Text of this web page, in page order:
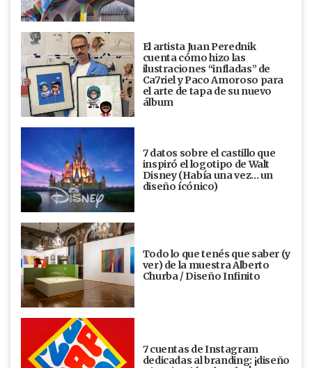
El artista Juan Perednik
cuenta cómo hizo las
ilustraciones “infladas” de
Ca7riel y Paco Amoroso para
el arte de tapa de su nuevo
álbum
7 datos sobre el castillo que
inspiró el logotipo de Walt
Disney (Había una vez... un
diseño ícónico)
Todo lo que tenés que saber (y
ver) de la muestra Alberto
Churba / Diseño Infinito
7 cuentas de Instagram
dedicadas al branding: ¡diseño